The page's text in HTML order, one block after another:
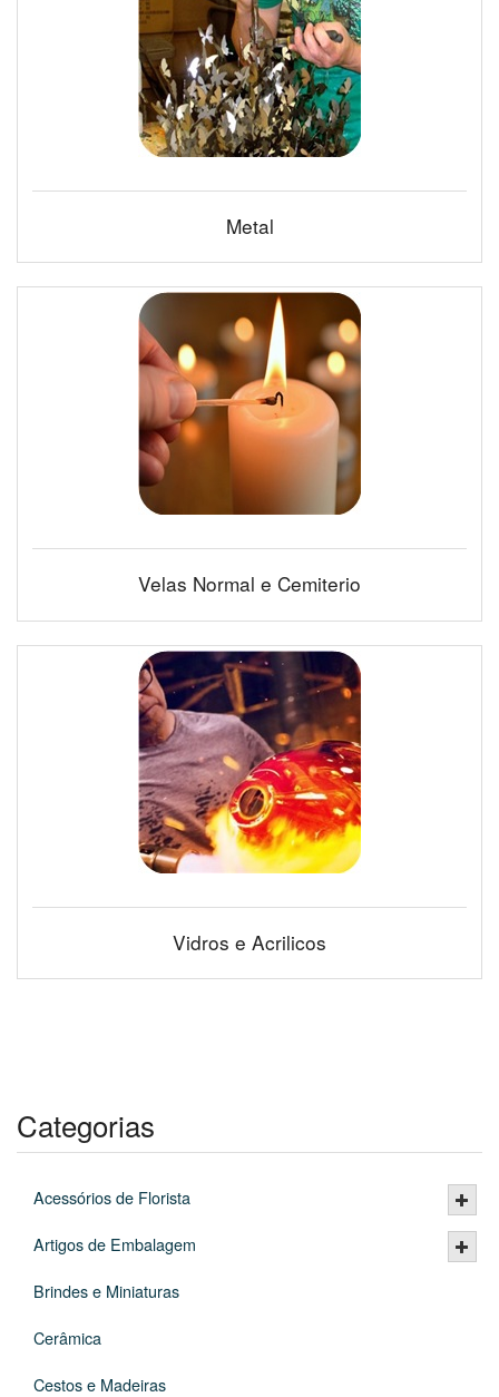
Metal
Velas Normal e Cemiterio
Vidros e Acrilicos
Categorias
Acessórios de Florista
Artigos de Embalagem
Brindes e Miniaturas
Cerâmica
Cestos e Madeiras